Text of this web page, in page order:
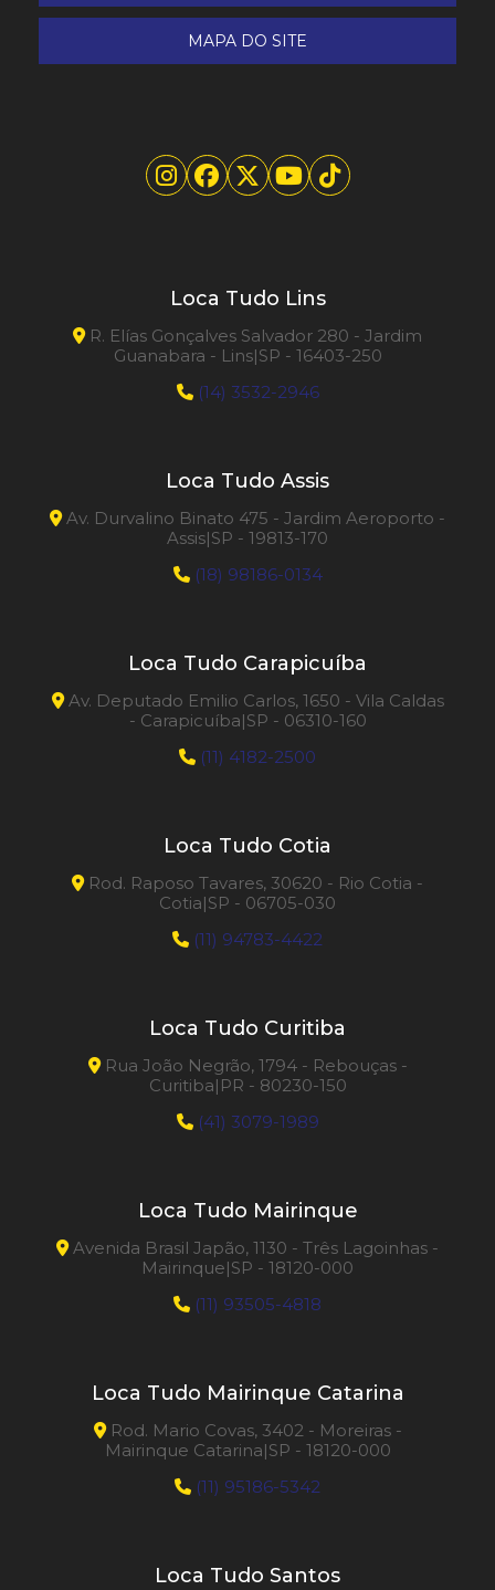
MAPA DO SITE
Loca Tudo Lins
R. Elías Gonçalves Salvador 280 - Jardim
Guanabara - Lins|SP - 16403-250
(14) 3532-2946
Loca Tudo Assis
Av. Durvalino Binato 475 - Jardim Aeroporto -
Assis|SP - 19813-170
(18) 98186-0134
Loca Tudo Carapicuíba
Av. Deputado Emilio Carlos, 1650 - Vila Caldas
- Carapicuíba|SP - 06310-160
(11) 4182-2500
Loca Tudo Cotia
Rod. Raposo Tavares, 30620 - Rio Cotia -
Cotia|SP - 06705-030
(11) 94783-4422
Loca Tudo Curitiba
Rua João Negrão, 1794 - Rebouças -
Curitiba|PR - 80230-150
(41) 3079-1989
Loca Tudo Mairinque
Avenida Brasil Japão, 1130 - Três Lagoinhas -
Mairinque|SP - 18120-000
(11) 93505-4818
Loca Tudo Mairinque Catarina
Rod. Mario Covas, 3402 - Moreiras -
Mairinque Catarina|SP - 18120-000
(11) 95186-5342
Loca Tudo Santos